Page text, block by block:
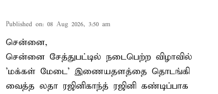
Published on: 08 Aug 2026, 3:50 am
சென்னை,
சென்னை சேத்துபட்டில் நடைபெற்ற விழாவில்
'மக்கள் மேடை' இணையதளத்தை தொடங்கி
வைத்த லதா ரஜினிகாந்த் ரஜினி கண்டிப்பாக